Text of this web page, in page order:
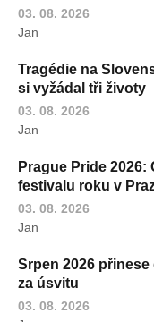
03. 08. 2026
Jan
Tragédie na
si vyžádal tři životy
03. 08. 2026
Jan
Prague Pride
festivalu roku v
03. 08. 2026
Jan
Srpen 2026
za úsvitu
03. 08. 2026